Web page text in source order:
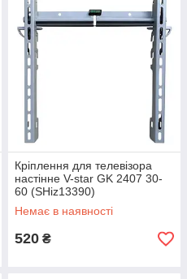
Кріплення для телевізора
настінне V-star GK 2407 30-
60 (SHiz13390)
Немає в наявності
520 ₴